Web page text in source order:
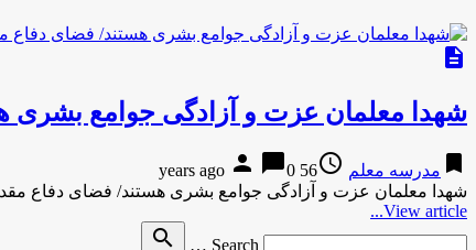
description
شهدا معلمان عزت و آزادگی جوامع بشری
bookmark مدرسه معلم access_time
56 years ago
person chat_bubble0
شهدا معلمان عزت و آزادگی جوامع بشری هستند/ فضای دفاع
View article...
Search …
search